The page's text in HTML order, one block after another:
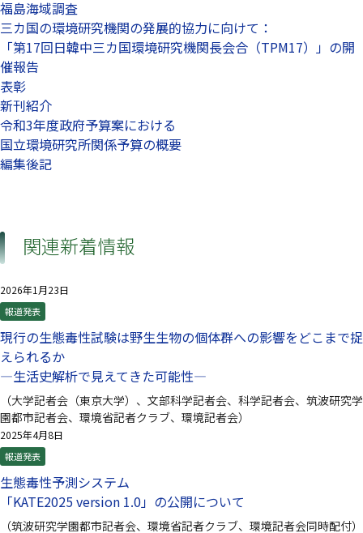
福島海域調査
三カ国の環境研究機関の発展的協力に向けて：
「第17回日韓中三カ国環境研究機関長会合（TPM17）」の開
催報告
表彰
新刊紹介
令和3年度政府予算案における
国立環境研究所関係予算の概要
編集後記
関連新着情報
2026年1月23日
報道発表
現行の生態毒性試験は野生生物の個体群への影響をどこまで捉
えられるか
—生活史解析で見えてきた可能性—
（大学記者会（東京大学）、文部科学記者会、科学記者会、筑波研究学
園都市記者会、環境省記者クラブ、環境記者会）
2025年4月8日
報道発表
生態毒性予測システム
「KATE2025 version 1.0」の公開について
（筑波研究学園都市記者会、環境省記者クラブ、環境記者会同時配付）